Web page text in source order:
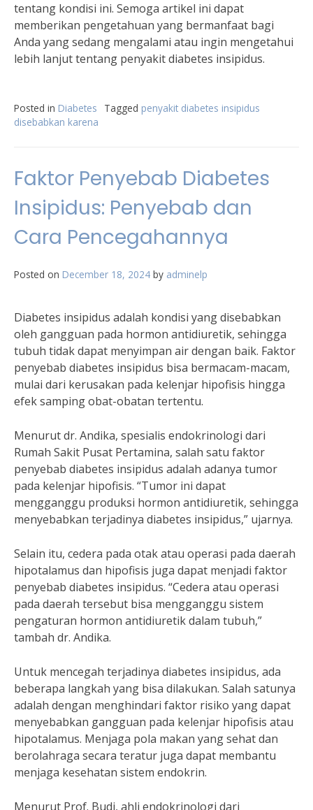
tentang kondisi ini. Semoga artikel ini dapat
memberikan pengetahuan yang bermanfaat bagi
Anda yang sedang mengalami atau ingin mengetahui
lebih lanjut tentang penyakit diabetes insipidus.
Posted in Diabetes Tagged penyakit diabetes insipidus
disebabkan karena
Faktor Penyebab Diabetes
Insipidus: Penyebab dan
Cara Pencegahannya
Posted on December 18, 2024 by adminelp
Diabetes insipidus adalah kondisi yang disebabkan
oleh gangguan pada hormon antidiuretik, sehingga
tubuh tidak dapat menyimpan air dengan baik. Faktor
penyebab diabetes insipidus bisa bermacam-macam,
mulai dari kerusakan pada kelenjar hipofisis hingga
efek samping obat-obatan tertentu.
Menurut dr. Andika, spesialis endokrinologi dari
Rumah Sakit Pusat Pertamina, salah satu faktor
penyebab diabetes insipidus adalah adanya tumor
pada kelenjar hipofisis. “Tumor ini dapat
mengganggu produksi hormon antidiuretik, sehingga
menyebabkan terjadinya diabetes insipidus,” ujarnya.
Selain itu, cedera pada otak atau operasi pada daerah
hipotalamus dan hipofisis juga dapat menjadi faktor
penyebab diabetes insipidus. “Cedera atau operasi
pada daerah tersebut bisa mengganggu sistem
pengaturan hormon antidiuretik dalam tubuh,”
tambah dr. Andika.
Untuk mencegah terjadinya diabetes insipidus, ada
beberapa langkah yang bisa dilakukan. Salah satunya
adalah dengan menghindari faktor risiko yang dapat
menyebabkan gangguan pada kelenjar hipofisis atau
hipotalamus. Menjaga pola makan yang sehat dan
berolahraga secara teratur juga dapat membantu
menjaga kesehatan sistem endokrin.
Menurut Prof. Budi, ahli endokrinologi dari